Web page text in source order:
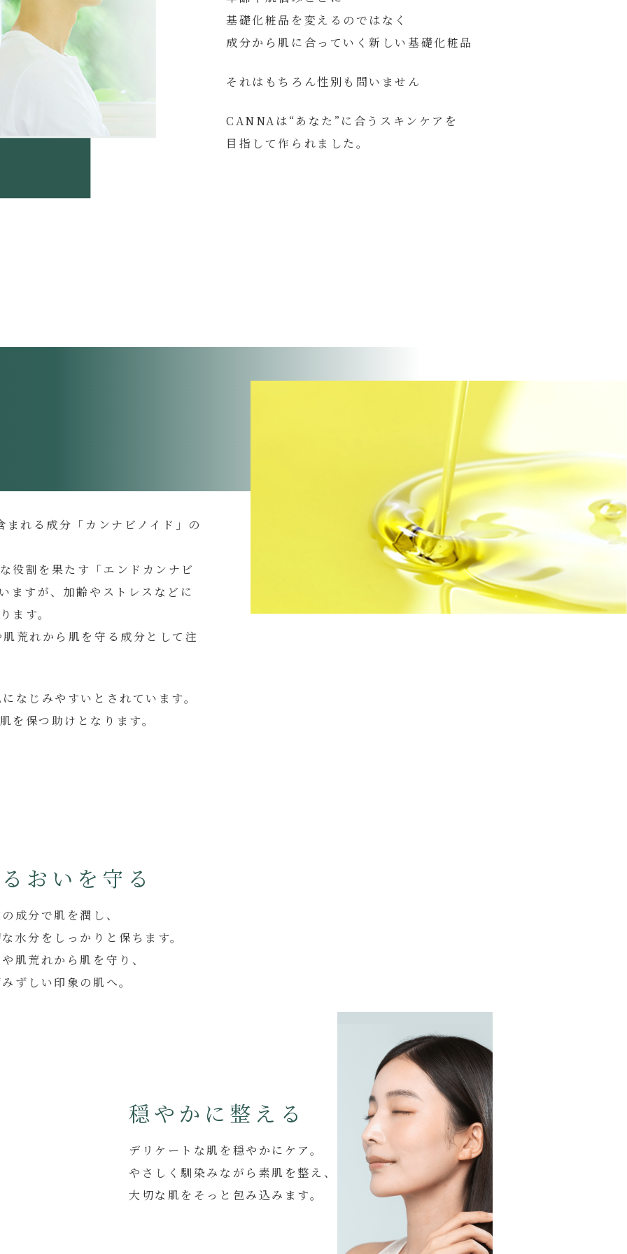
基礎化粧品を変えるのではなく
成分から肌に合っていく新しい基礎化粧品
それはもちろん性別も問いません
CANNAは“あなた”に合うスキンケアを
目指して作られました。
れる成分「カンナビノイド」の
役割を果たす「エンドカンナビ
ますが、加齢やストレスなどに
ます。
荒れから肌を守る成分として注
なじみやすいとされています。
を保つ助けとなります。
おいを守る
成分で肌を潤し、
水分をしっかりと保ちます。
肌荒れから肌を守り、
ずしい印象の肌へ。
穏やかに整える
デリケートな肌を穏やかにケア。
やさしく馴染みながら素肌を整え、
大切な肌をそっと包み込みます。